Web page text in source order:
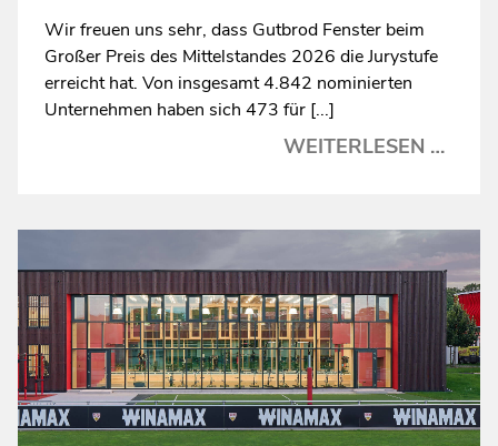
Wir freuen uns sehr, dass Gutbrod Fenster beim
Großer Preis des Mittelstandes 2026 die Jurystufe
erreicht hat. Von insgesamt 4.842 nominierten
Unternehmen haben sich 473 für [...]
WEITERLESEN …
BEIM
REIS
ES M
026